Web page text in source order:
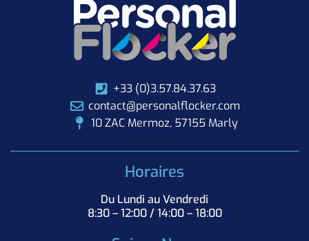
+33 (0)3.57.84.37.63
contact@personalflocker.com
10 ZAC Mermoz, 57155 Marly
Horaires
Du Lundi au Vendredi
8:30 – 12:00 / 14:00 – 18:00